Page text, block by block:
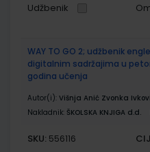
Udžbenik
WAY TO GO 2; udžbenik
digitalnim sadržajima u
godina učenja
Autor(i): Višnja Anić Zvonka
Nakladnik: ŠKOLSKA KNJIGA d.d.
SKU: 556116